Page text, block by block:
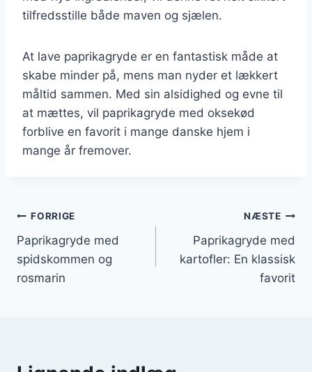
tilfredsstille både maven og sjælen.
At lave paprikagryde er en fantastisk måde at
skabe minder på, mens man nyder et lækkert
måltid sammen. Med sin alsidighed og evne til
at mættes, vil paprikagryde med oksekød
forblive en favorit i mange danske hjem i
mange år fremover.
Indlægsnavigation
FORRIGE
Paprikagryde med
spidskommen og
rosmarin
NÆSTE
Paprikagryde med
kartofler: En klassisk
favorit